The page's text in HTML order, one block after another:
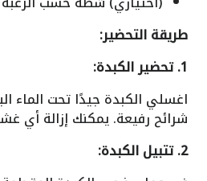
طريقة التحضير:
1. تحضير الكبدة:
اغسلي الكبدة جيدًا تحت الماء
شرائح رفيعة. يمكنك إزالة أي
2. تتبيل الكبدة: